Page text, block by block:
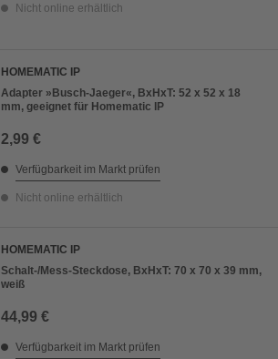
Nicht online erhältlich
HOMEMATIC IP
Adapter »Busch-Jaeger«, BxHxT: 52 x 52 x 18
mm, geeignet für Homematic IP
2,99 €
Verfügbarkeit im Markt prüfen
Nicht online erhältlich
HOMEMATIC IP
Schalt-/Mess-Steckdose, BxHxT: 70 x 70 x 39 mm,
weiß
44,99 €
Verfügbarkeit im Markt prüfen